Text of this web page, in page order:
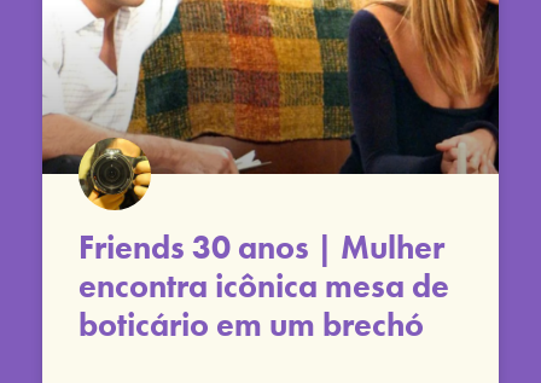
Friends 30 anos | Mulher
encontra icônica mesa de
boticário em um brechó